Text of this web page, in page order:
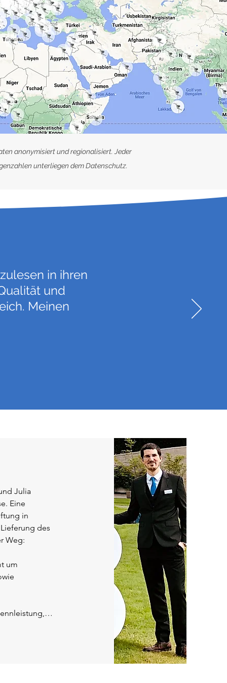
anonymisiert und regionalisiert. Jeder
unterliegen dem Datenschutz.
in ihren
und
Meinen
Julia
Eine
in
des
Weg:
um